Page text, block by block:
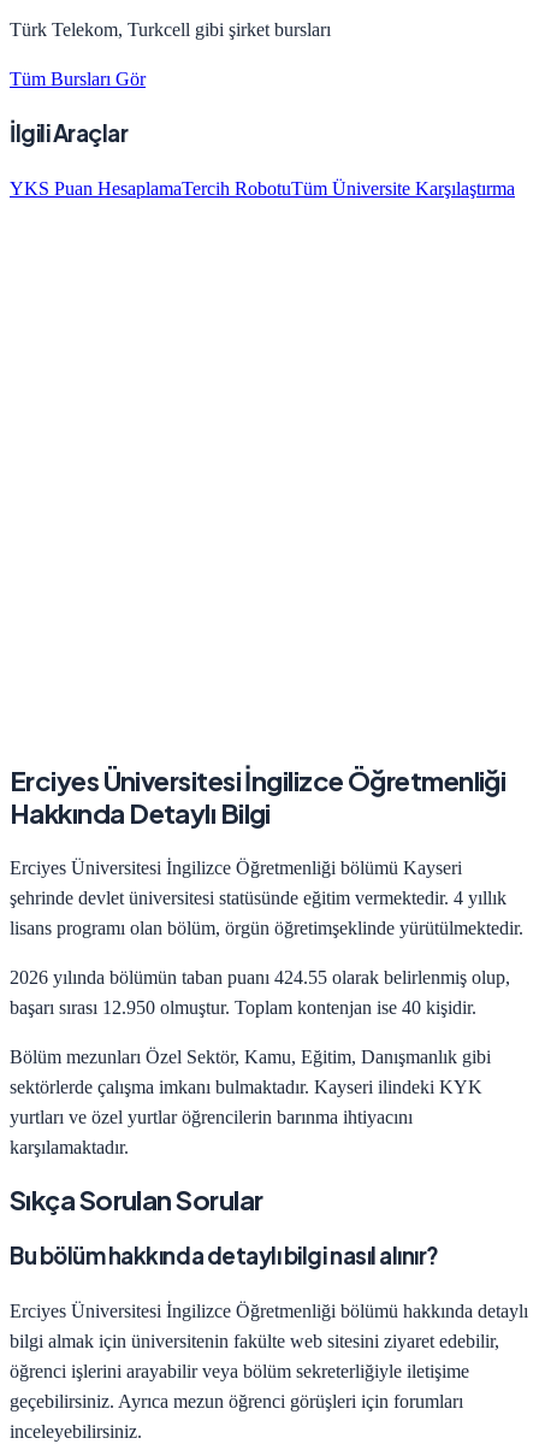
Türk Telekom, Turkcell gibi şirket bursları
Tüm Bursları Gör
İlgili Araçlar
YKS Puan HesaplamaTercih RobotuTüm Üniversite Karşılaştırma
Erciyes Üniversitesiİngilizce Öğretmenliği
Hakkında Detaylı Bilgi
Erciyes Üniversitesi İngilizce Öğretmenliği bölümü Kayseri
şehrinde devlet üniversitesi statüsünde eğitim vermektedir. 4 yıllık
lisans programı olan bölüm, örgün öğretimşeklinde yürütülmektedir.
2026 yılında bölümün taban puanı 424.55 olarak belirlenmiş olup,
başarı sırası 12.950 olmuştur. Toplam kontenjan ise 40 kişidir.
Bölüm mezunları Özel Sektör, Kamu, Eğitim, Danışmanlık gibi
sektörlerde çalışma imkanı bulmaktadır. Kayseri ilindeki KYK
yurtları ve özel yurtlar öğrencilerin barınma ihtiyacını
karşılamaktadır.
Sıkça Sorulan Sorular
Bu bölüm hakkında detaylı bilgi nasıl alınır?
Erciyes Üniversitesi İngilizce Öğretmenliği bölümü hakkında detaylı
bilgi almak için üniversitenin fakülte web sitesini ziyaret edebilir,
öğrenci işlerini arayabilir veya bölüm sekreterliğiyle iletişime
geçebilirsiniz. Ayrıca mezun öğrenci görüşleri için forumları
inceleyebilirsiniz.